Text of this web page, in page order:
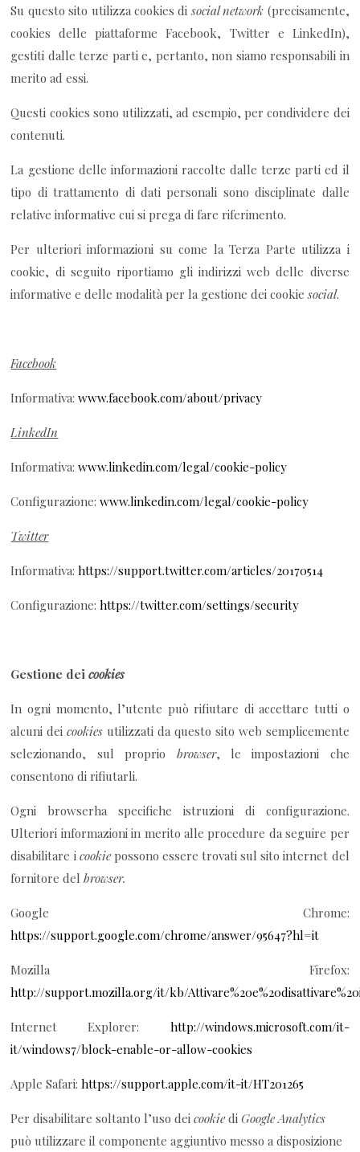
Su questo sito utilizza cookies disocial network (precisamente,
cookies delle piattaforme Facebook, Twitter e LinkedIn),
gestiti dalle terze parti e, pertanto, non siamo responsabili in
merito ad essi.
Questi cookies sono utilizzati, ad esempio, per condividere dei
contenuti.
La gestione delle informazioni raccolte dalle terze parti ed il
tipo di trattamento di dati personali sono disciplinate dalle
relative informative cui si prega di fare riferimento.
Per ulteriori informazioni su come la Terza Parte utilizza i
cookie, di seguito riportiamo gli indirizzi web delle diverse
informative e delle modalità per la gestione dei cookiesocial.
Facebook
Informativa:www.facebook.com/about/privacy
LinkedIn
Informativa:www.linkedin.com/legal/cookie-policy
Configurazione:www.linkedin.com/legal/cookie-policy
Twitter
Informativa:https://support.twitter.com/articles/20170514
Configurazione:https://twitter.com/settings/security
Gestione deicookies
In ogni momento, l’utente può rifiutare di accettare tutti o
alcuni deicookiesutilizzati da questo sito web semplicemente
selezionando, sul proprio browser, le impostazioni che
consentono di rifiutarli.
Ogni browserha specifiche istruzioni di configurazione.
Ulteriori informazioni in merito alle procedure da seguire per
disabilitare i cookie possono essere trovati sul sito internet del
fornitore delbrowser.
Google Chrome:
https://support.google.com/chrome/answer/95647?hl=it
Mozilla Firefox:
http://support.mozilla.org/it/kb/
Internet Explorer: http://windows.microsoft.com/it-
it/windows7/block-enable-or-allow-cookies
Apple Safari:https://support.apple.com/it-it/HT201265
Per disabilitare soltanto l’uso deicookiediGoogle Analytics
può utilizzare il componente aggiuntivo messo a disposizione